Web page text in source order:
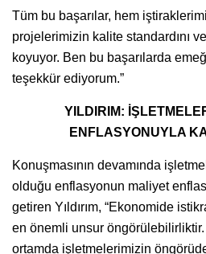
Tüm bu başarılar, hem
projelerimizin kalite standardını
koyuyor. Ben bu başarılarda
teşekkür ediyorum.”
YILDIRIM:
ENFLASYONUYLA
Konuşmasının devamında
olduğu enflasyonun maliyet
getiren Yıldırım, “Ekonomide
en önemli unsur
ortamda işletmelerimizin